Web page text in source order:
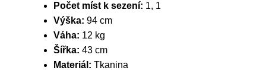
Počet míst k sezení: 1, 1
Výška: 94 cm
Váha: 12 kg
Šířka: 43 cm
Materiál: Tkanina